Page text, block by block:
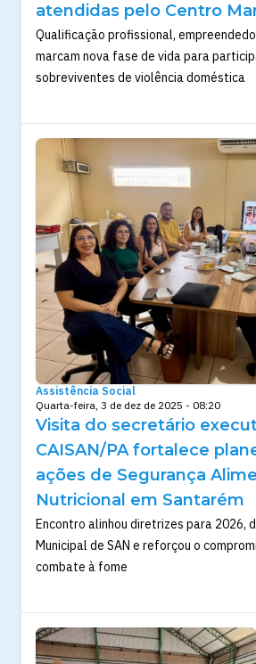
atendidas pelo Centro
Qualificação profissional,
marcam nova fase de vida para
sobreviventes de violência doméstica
Assistência Social
Quarta-feira, 3 de dez de 2025 - 08:20
Visita do secretário
CAISAN/PA fortalece
ações de Segurança
Nutricional em Santarém
Encontro alinhou diretrizes para 2026,
Municipal de SAN e reforçou o
combate à fome